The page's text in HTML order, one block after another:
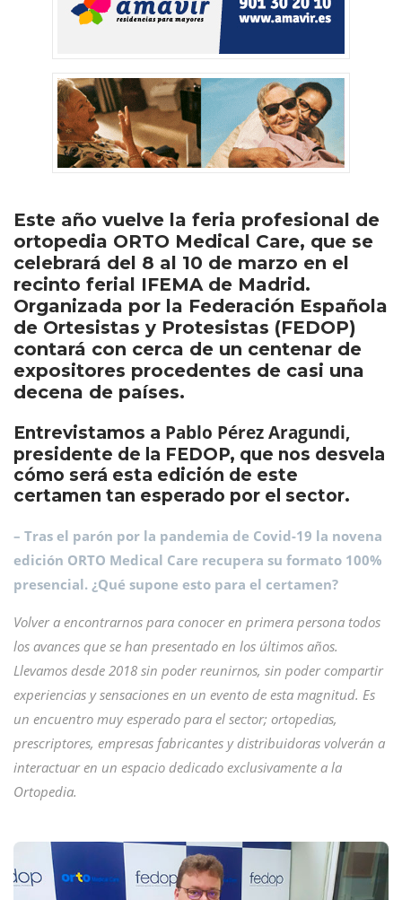
Este año vuelve la feria profesional de
ortopedia ORTO Medical Care, que se
celebrará del 8 al 10 de marzo en el
recinto ferial IFEMA de Madrid.
Organizada por la Federación Española
de Ortesistas y Protesistas (FEDOP)
contará con cerca de un centenar de
expositores procedentes de casi una
decena de países.
Entrevistamos a Pablo Pérez Aragundi,
presidente de la FEDOP, que nos desvela
cómo será esta edición de este
certamen tan esperado por el sector.
– Tras el parón por la pandemia de Covid-19 la novena
edición ORTO Medical Care recupera su formato 100%
presencial. ¿Qué supone esto para el certamen?
Volver a encontrarnos para conocer en primera persona todos
los avances que se han presentado en los últimos años.
Llevamos desde 2018 sin poder reunirnos, sin poder compartir
experiencias y sensaciones en un evento de esta magnitud. Es
un encuentro muy esperado para el sector; ortopedias,
prescriptores, empresas fabricantes y distribuidoras volverán a
interactuar en un espacio dedicado exclusivamente a la
Ortopedia.